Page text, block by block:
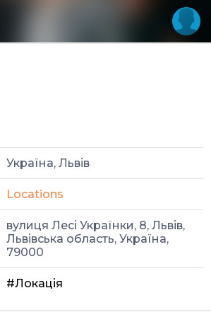
Україна, Львів
Locations
вулиця Лесі Українки, 8, Львів,
Львівська область, Україна,
79000
#Локація